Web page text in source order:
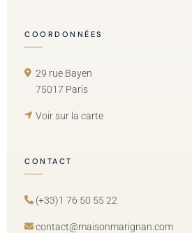
COORDONNÉES
29 rue Bayen
75017 Paris
Voir sur la carte
CONTACT
(+33)1 76 50 55 22
contact@maisonmarignan.com